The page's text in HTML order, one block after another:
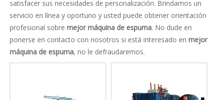
satisfacer sus necesidades de personalización. Brindamos un
servicio en línea y oportuno y usted puede obtener orientación
profesional sobre mejor máquina de espuma. No dude en
ponerse en contacto con nosotros si está interesado en mejor
máquina de espuma, no le defraudaremos.